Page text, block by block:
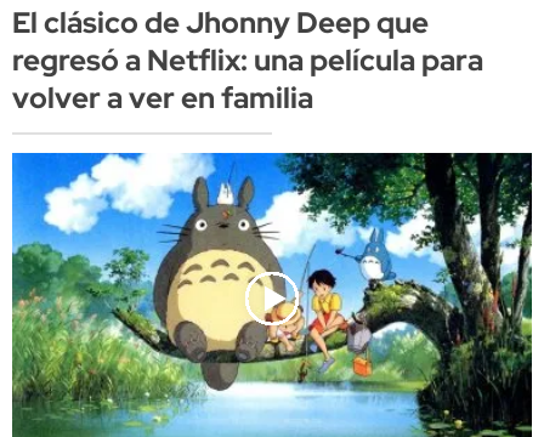
El clásico de Jhonny Deep que
regresó a Netflix: una película para
volver a ver en familia